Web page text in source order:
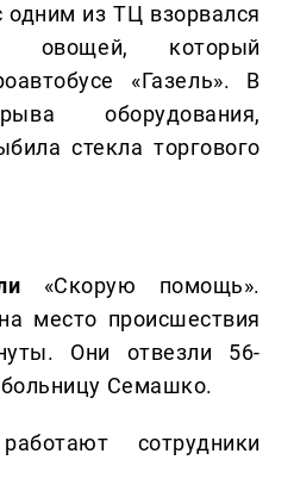
одним из ТЦ взорвался
овощей, который
«Газель». В
оборудования,
стекла торгового
«Скорую помощь».
место происшествия
Они отвезли 56-
Семашко.
работают сотрудники